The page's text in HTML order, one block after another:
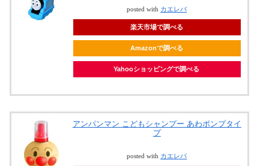
posted with カエレバ
楽天市場で調べる
Amazonで調べる
Yahooショッピングで調べる
アンパンマン こどもシャンプー あわポンプタイ
プ
posted with カエレバ